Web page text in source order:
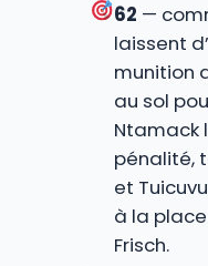
62 —
laissent
munition
au sol
Ntamack
pénalité,
et
à la
Frisch.